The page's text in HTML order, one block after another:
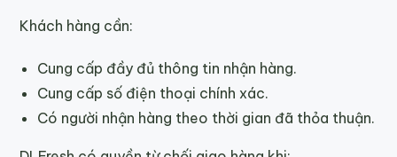
Khách hàng cần:
Cung cấp đầy đủ thông tin nhận hàng.
Cung cấp số điện thoại chính xác.
Có người nhận hàng theo thời gian đã thỏa thuận.